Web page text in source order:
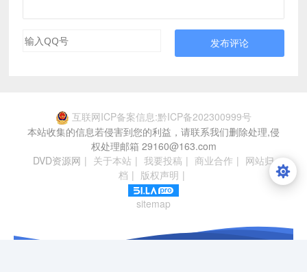
发布评论
互联网ICP备案信息:黔ICP备202300999号
本站收集的信息若侵害到您的利益，请联系我们删除处理,侵
权处理邮箱 29160@163.com
DVD资源网 | 关于本站 | 我要投稿 | 商业合作 | 网站归
档 | 版权声明 |
sitemap